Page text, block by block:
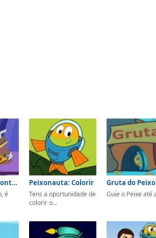
Peixonauta: Monte o Invento
é
Peixonauta: Colorir
Tens a oportunidade de
colorir o...
Guie o Peixe até